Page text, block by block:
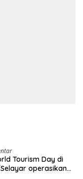
Tourism Day di
operasikan